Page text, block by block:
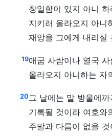
창일함이 있지 아니
지키러 올라오지 아니
재앙을 그에게 내리실
19애굽 사람이나 열국
올라오지 아니하는 자
20그 날에는 말 방울에
기록될 것이라 여호와
주발과 다름이 없을 것